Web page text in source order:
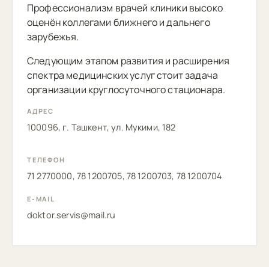
Профессионализм врачей клиники высоко
оценён коллегами ближнего и дальнего
зарубежья.
Следующим этапом развития и расширения
спектра медицинских услуг стоит задача
организации круглосуточного стационара.
АДРЕС
100096, г. Ташкент, ул. Мукими, 182
ТЕЛЕФОН
71 2770000, 78 1200705, 78 1200703, 78 1200704
E-MAIL
doktor.servis@mail.ru